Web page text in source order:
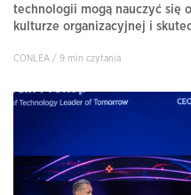
technologii mogą nauczyć się
kulturze organizacyjnej i
CONLEA / 9 min czytania